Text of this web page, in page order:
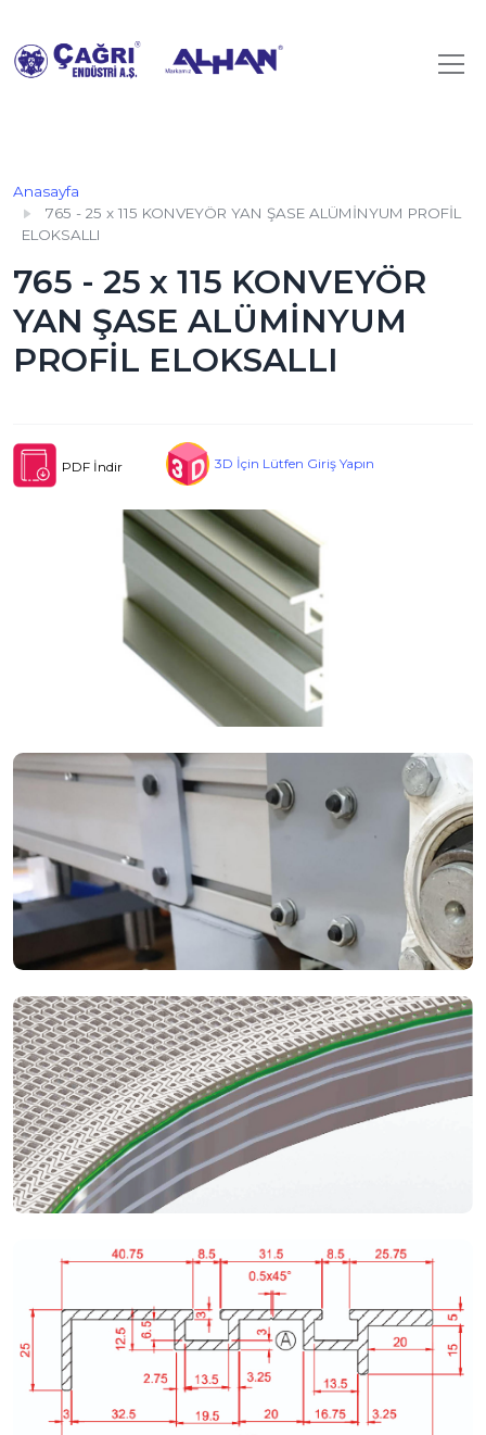
Anasayfa
765 - 25 x 115 KONVEYÖR YAN ŞASE ALÜMİNYUM PROFİL
ELOKSALLI
765 - 25 x 115 KONVEYÖR
YAN ŞASE ALÜMİNYUM
PROFİL ELOKSALLI
PDF İndir 3D İçin Lütfen Giriş Yapın